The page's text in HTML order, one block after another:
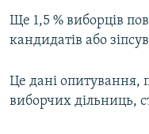
Ще 1,5 % виборців
кандидатів або
Це дані опитування,
виборчих дільниць,